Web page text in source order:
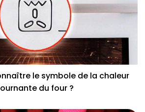
le symbole de la chaleur
du four ?